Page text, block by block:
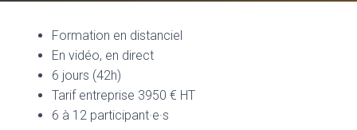
Formation en distanciel
En vidéo, en direct
6 jours (42h)
Tarif entreprise 3950 € HT
6 à 12 participant·e·s